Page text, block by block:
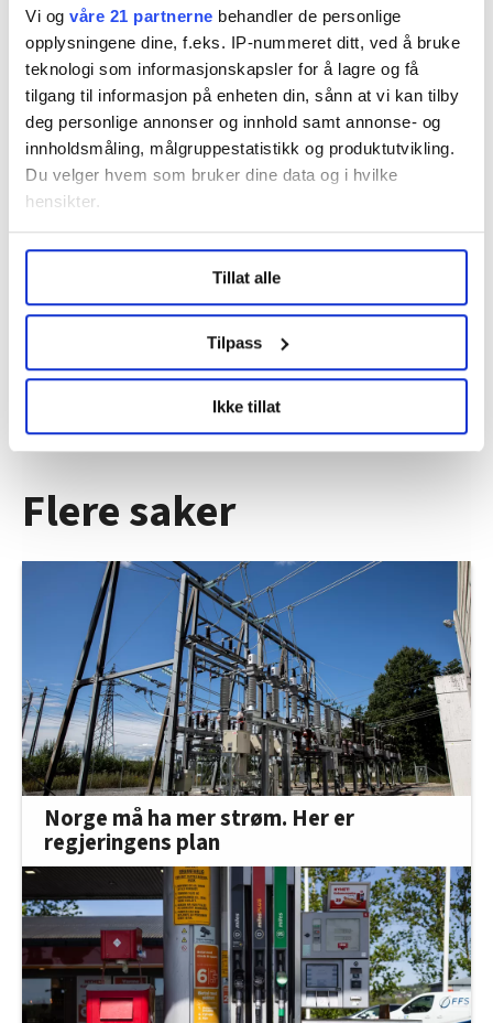
Vi og våre 21 partnerne behandler de personlige
opplysningene dine, f.eks. IP-nummeret ditt, ved å bruke
teknologi som informasjonskapsler for å lagre og få
tilgang til informasjon på enheten din, sånn at vi kan tilby
deg personlige annonser og innhold samt annonse- og
innholdsmåling, målgruppestatistikk og produktutvikling.
Du velger hvem som bruker dine data og i hvilke
hensikter.
Undermer infokan du lese om hvordan dine personlige
data behandles og hvordan du kan velge hvordan de skal
brukes. Du kan hele tiden endre eller trekke tilbake ditt
samtykke fra erklæringen om informasjonskapsler.
LO Medias publikasjoner frifagbevegelse.no, hk-nytt.no
og fontene.no bruker informasjonskapsler (cookies) for å
lære hvordan våre nettsider blir brukt slik at vi tilby
statistikk.
Vi deler bare informasjon om hvordan du bruker
innenfor analyse og annonsering. Disse er angitt i
oversikten lengre ned på denne siden.
Tillat alle
Tilpass
Ikke tillat
Nå:5stillingsannonser
Regionleder Region Indre Øst
Fellesforbundet
Moelv
Flere saker
Norge må ha mer strøm. Her er
regjeringens plan